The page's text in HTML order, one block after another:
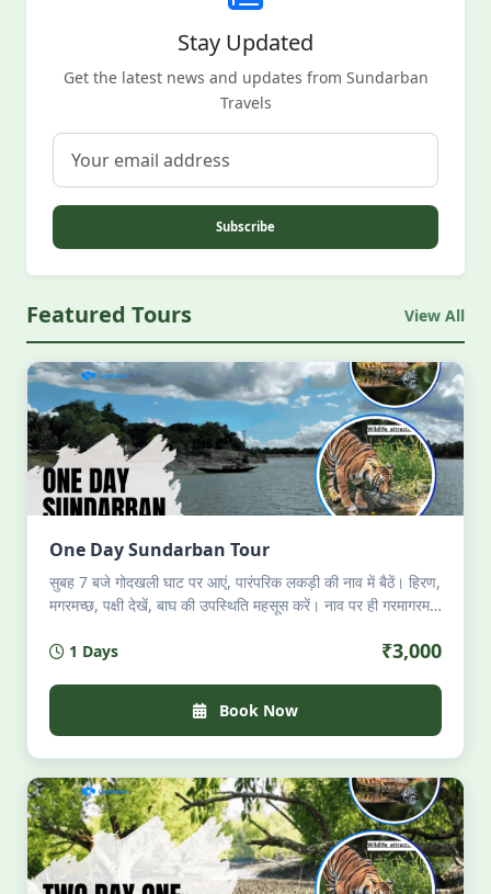
Stay Updated
Get the latest news and updates from Sundarban
Travels
Subscribe
Featured Tours View All
One Day Sundarban Tour
सुबह 7 बजे गोदखली घाट पर आएं, पारंपरिक लकड़ी की नाव में बैठें। हिरण,
मगरमच्छ, पक्षी देखें, बाघ की उपस्थिति महसूस करें। नाव पर ही गरमागरम
भोजन सब शामिल। अधिकतम 8 यात्री। केवल प्रकृति, शांति और
1 Days ₹3,000
Book Now